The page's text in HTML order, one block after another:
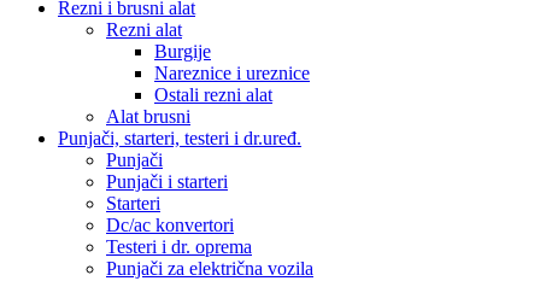
Rezni i brusni alat
Rezni alat
Burgije
Nareznice i ureznice
Ostali rezni alat
Alat brusni
Punjači, starteri, testeri i dr.uređ.
Punjači
Punjači i starteri
Starteri
Dc/ac konvertori
Testeri i dr. oprema
Punjači za električna vozila